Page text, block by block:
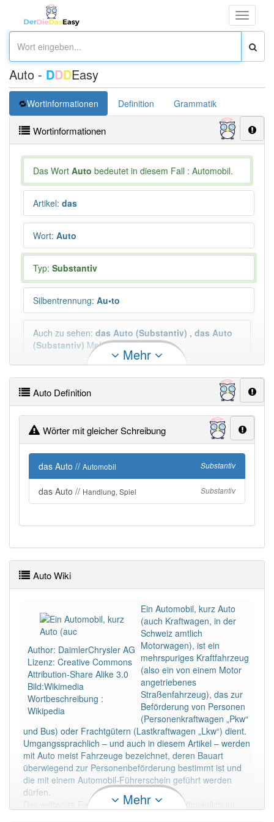
Toggle
Auto - DDDEasy
Wortinformationen Definition Grammatik
Wortinformationen
Das Wort Auto bedeutet in diesem Fall : Automobil.
Artikel: das
Wort: Auto
Typ: Substantiv
Silbentrennung: Au•to
Auch zu sehen: das Auto (Substantiv) , das Auto
(Substantiv) Mehr
Plural:die Autos, die Autos
Duden geprüft: Auto Duden
Auto Wiktionary
PowerIndex:
Wörter mit Endung-auto: 46
Wörter mit Endung
85% unserer Spielapp-Nutzer haben den Artikel
korrekt erraten.
Mehr
Auto Definition
Wörter mit gleicher Schreibung
das Auto // Automobil Substantiv
das Auto // Handlung, Spiel Substantiv
Auto Wiki
Author: DaimlerChrysler AG
Lizenz: Creative Commons
Attribution-Share Alike 3.0
Bild:Wikimedia
Wortbeschreibung :
Wikipedia
Ein Automobil, kurz Auto
(auch Kraftwagen, in der
Schweiz amtlich
Motorwagen), ist ein
mehrspuriges Kraftfahrzeug
(also ein von einem Motor
angetriebenes
Straßenfahrzeug), das zur
Beförderung von Personen
(Personenkraftwagen „Pkw“
und Bus) oder Frachtgütern (Lastkraftwagen „Lkw“) dient.
Umgangssprachlich – und auch in diesem Artikel – werden
mit Auto meist Fahrzeuge bezeichnet, deren Bauart
überwiegend zur Personenbeförderung bestimmt ist und
die mit einem Automobil-Führerschein geführt werden
dürfen.
Der weltweite Fahrzeugbestand steigt kontinuierlich an
Mehr